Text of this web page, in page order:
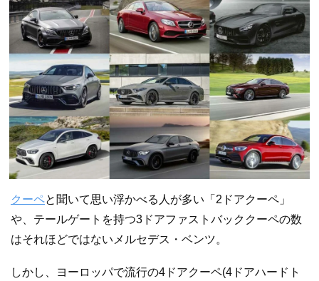
クーペと聞いて思い浮かべる人が多い「2ドアクーペ」
や、テールゲートを持つ3ドアファストバッククーペの数
はそれほどではないメルセデス・ベンツ。
しかし、ヨーロッパで流行の4ドアクーペ(4ドアハードト